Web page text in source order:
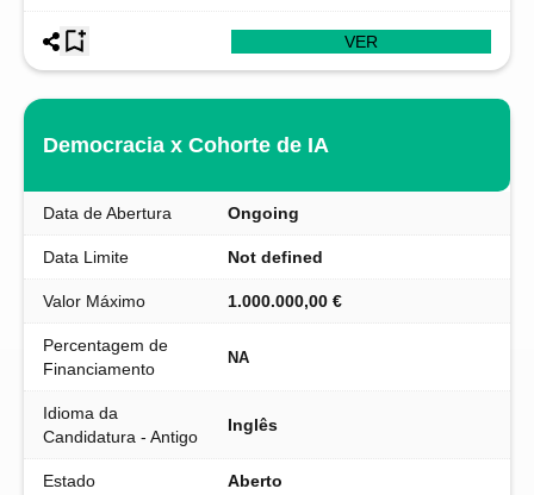
VER
Democracia x Cohorte de IA
Data de Abertura Ongoing
Data Limite Not defined
Valor Máximo 1.000.000,00 €
Percentagem de
Financiamento
NA
Idioma da
Candidatura - Antigo
Inglês
Estado Aberto